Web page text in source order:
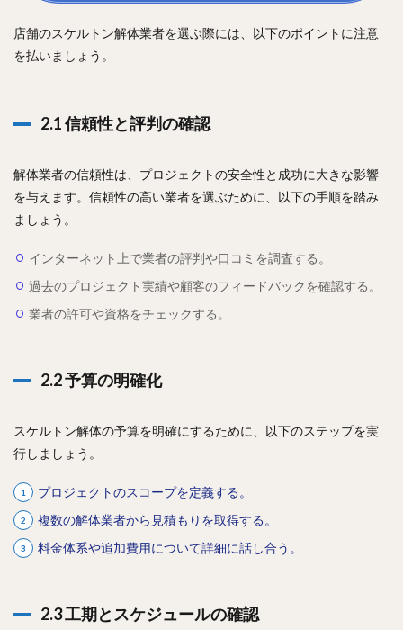
店舗のスケルトン解体業者を選ぶ際には、以下のポイントに注意
を払いましょう。
2.1 信頼性と評判の確認
解体業者の信頼性は、プロジェクトの安全性と成功に大きな影響
を与えます。信頼性の高い業者を選ぶために、以下の手順を踏み
ましょう。
インターネット上で業者の評判や口コミを調査する。
過去のプロジェクト実績や顧客のフィードバックを確認する。
業者の許可や資格をチェックする。
2.2 予算の明確化
スケルトン解体の予算を明確にするために、以下のステップを実
行しましょう。
プロジェクトのスコープを定義する。
複数の解体業者から見積もりを取得する。
料金体系や追加費用について詳細に話し合う。
2.3 工期とスケジュールの確認